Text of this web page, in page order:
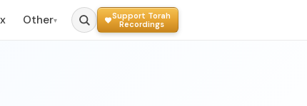
Other▾
Support Torah
Recordings